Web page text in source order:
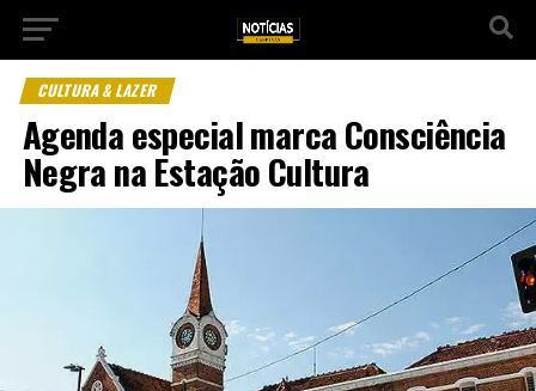
CULTURA & LAZER
Agenda especial marca Consciência
Negra na Estação Cultura